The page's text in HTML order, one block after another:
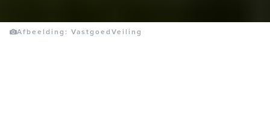
Afbeelding: VastgoedVeiling